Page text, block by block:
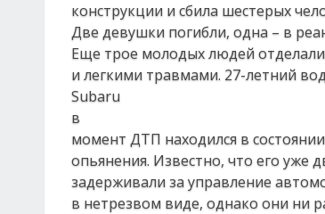
конструкции и сбила шестерых
Две девушки погибли, одна – в
Еще трое молодых людей
и легкими травмами. 27-летний
Subaru
в
момент ДТП находился в состоянии
опьянения. Известно, что его уже
задерживали за управление
в нетрезвом виде, однако они ни